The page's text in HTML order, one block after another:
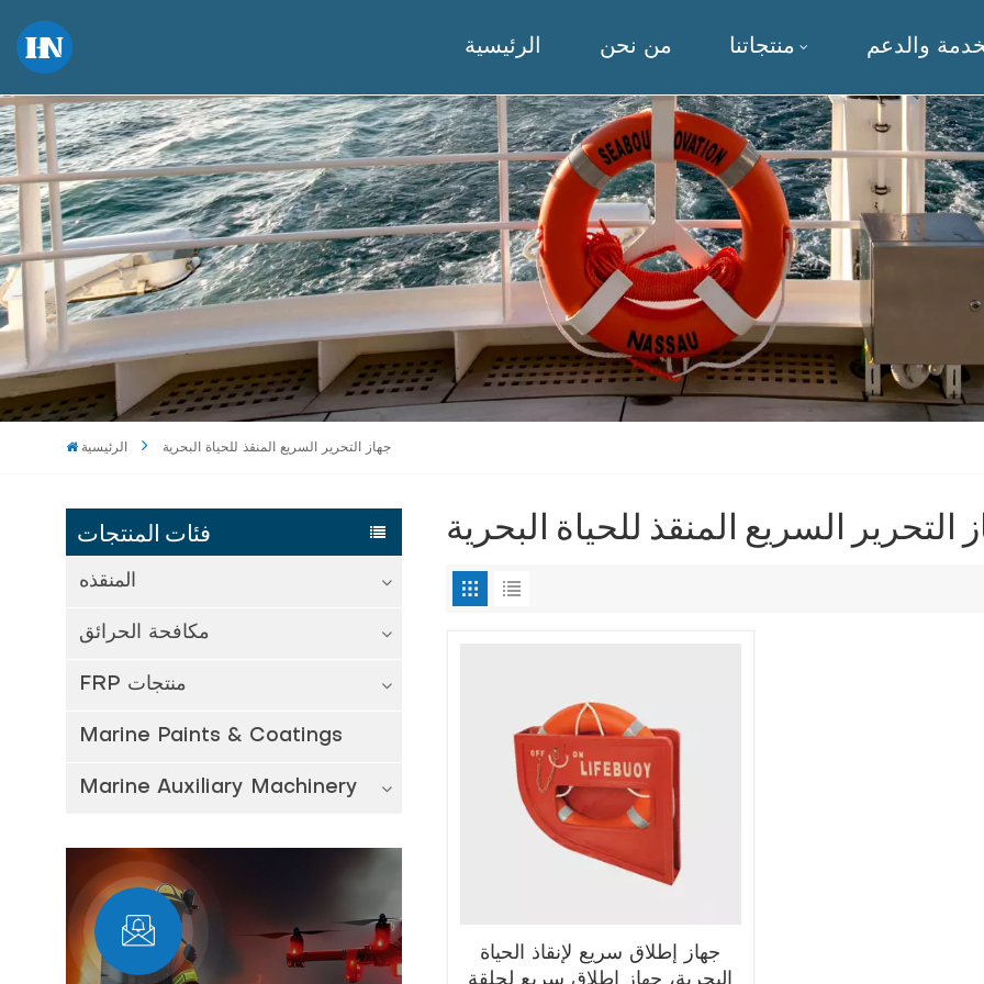
الرئيسية من نحن منتجاتنا والدعم
الرئيسية جهاز التحرير السريع المنقذ للحياة البحرية
فئات المنتجات
المنقذه
مكافحة الحرائق
FRP منتجات
Marine Paints & Coatings
Marine Auxiliary Machinery
التحرير السريع المنقذ للحياة البحرية
جهاز إطلاق سريع لإنقاذ الحياة